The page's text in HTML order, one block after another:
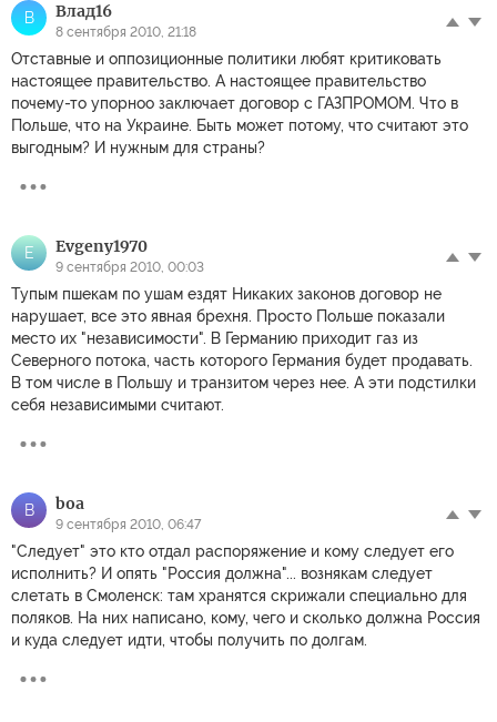
В Влад16
8 сентября 2010, 21:18
Отставные и оппозиционные политики любят критиковать
настоящее правительство. А настоящее правительство
почему-то упорноо заключает договор с ГАЗПРОМОМ. Что в
Польше, что на Украине. Быть может потому, что считают это
выгодным? И нужным для страны?
E Evgeny1970
9 сентября 2010, 00:03
Тупым пшекам по ушам ездят Никаких законов договор не
нарушает, все это явная брехня. Просто Польше показали
место их "независимости". В Германию приходит газ из
Северного потока, часть которого Германия будет продавать.
В том числе в Польшу и транзитом через нее. А эти подстилки
себя независимыми считают.
B boa
9 сентября 2010, 06:47
"Следует" это кто отдал распоряжение и кому следует его
исполнить? И опять "Россия должна"... вознякам следует
слетать в Смоленск: там хранятся скрижали специально для
поляков. На них написано, кому, чего и сколько должна Россия
и куда следует идти, чтобы получить по долгам.